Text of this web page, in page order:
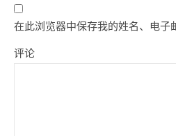
在此浏览器中保存我的姓名、电子
评论